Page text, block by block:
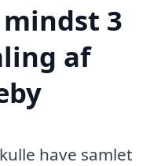
3
af
have samlet